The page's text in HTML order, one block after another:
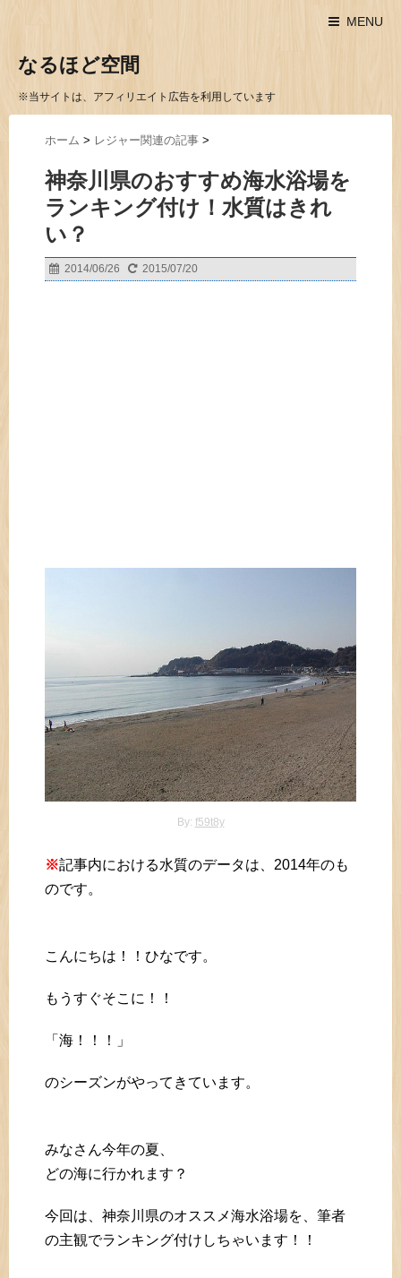
MENU
なるほど空間
※当サイトは、アフィリエイト広告を利用しています
ホーム > レジャー関連の記事 >
神奈川県のおすすめ海水浴場を
ランキング付け！水質はきれ
い？
2014/06/26 2015/07/20
By: f59t8y
※記事内における水質のデータは、2014年のも
のです。
こんにちは！！ひなです。
もうすぐそこに！！
「海！！！」
のシーズンがやってきています。
みなさん今年の夏、
どの海に行かれます？
今回は、神奈川県のオススメ海水浴場を、筆者
の主観でランキング付けしちゃいます！！